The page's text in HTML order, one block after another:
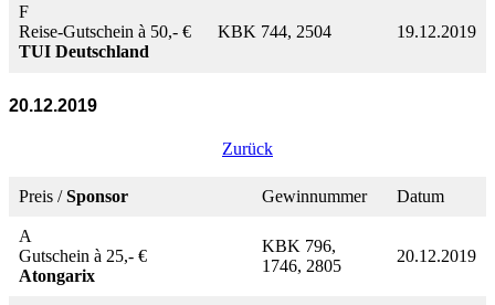
F
Reise-Gutschein à 50,- €
TUI Deutschland
KBK 744, 2504 19.12.2019
20.12.2019
Zurück
Preis /Sponsor Gewinnummer Datum
A
Gutschein à 25,- €
Atongarix
KBK 796,
1746, 2805
20.12.2019